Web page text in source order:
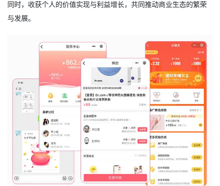
同时，收获个人的价值实现与利益增长，共同推动商业生态的繁荣
与发展。